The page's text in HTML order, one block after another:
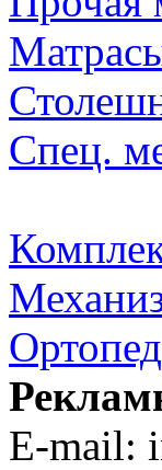
Спец.
E-mail: